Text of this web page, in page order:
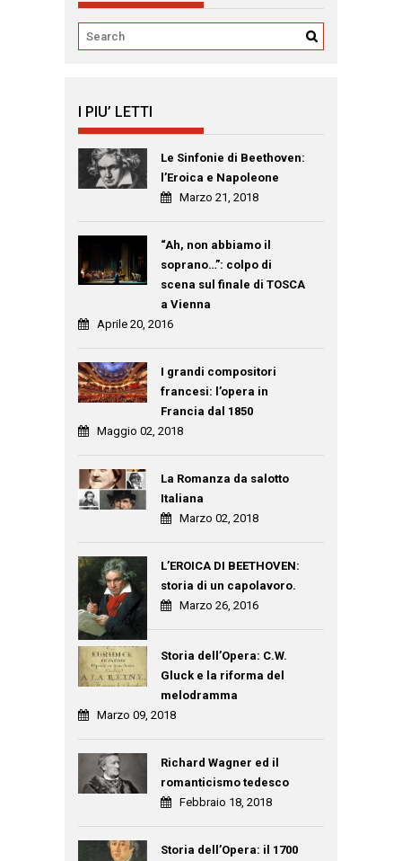
I PIU’ LETTI
Le Sinfonie di Beethoven:
l’Eroica e Napoleone
Marzo 21, 2018
“Ah, non abbiamo il
soprano…”: colpo di
scena sul finale di TOSCA
a Vienna
Aprile 20, 2016
I grandi compositori
francesi: l’opera in
Francia dal 1850
Maggio 02, 2018
La Romanza da salotto
Italiana
Marzo 02, 2018
L’EROICA DI BEETHOVEN:
storia di un capolavoro.
Marzo 26, 2016
Storia dell’Opera: C.W.
Gluck e la riforma del
melodramma
Marzo 09, 2018
Richard Wagner ed il
romanticismo tedesco
Febbraio 18, 2018
Storia dell’Opera: il 1700